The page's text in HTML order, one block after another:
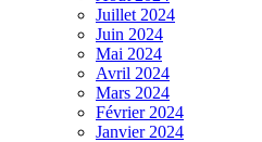
Juillet 2024
Juin 2024
Mai 2024
Avril 2024
Mars 2024
Février 2024
Janvier 2024